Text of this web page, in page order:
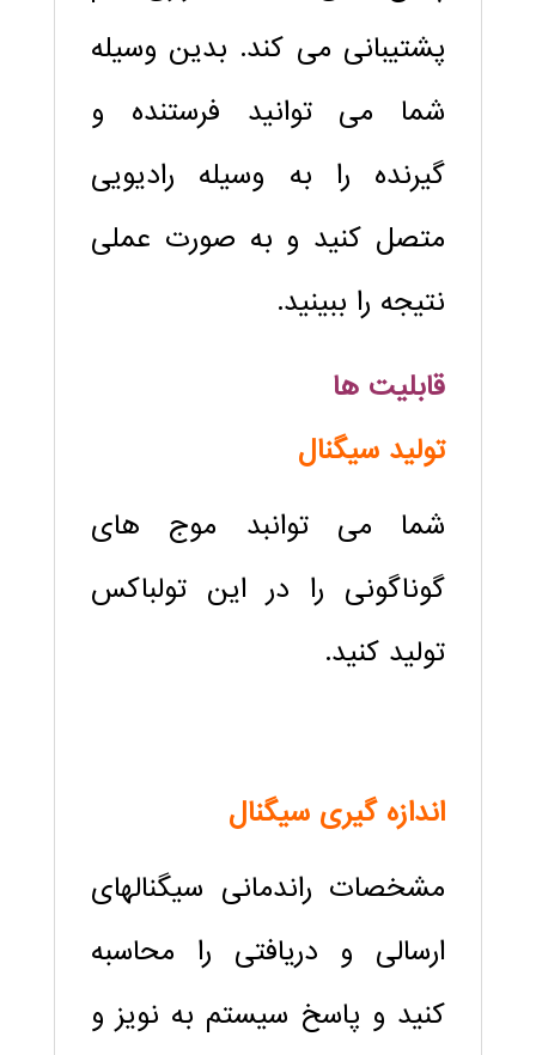
پشتیبانی می کند. بدین وسیله
شما می توانید فرستنده و
گیرنده را به وسیله رادیویی
متصل کنید و به صورت عملی
نتیجه را ببینید.
قابلیت ها
تولید سیگنال
شما می توانبد موج های
گوناگونی را در این تولباکس
تولید کنید.
اندازه گیری سیگنال
مشخصات راندمانی سیگنالهای
ارسالی و دریافتی را محاسبه
کنید و پاسخ سیستم به نویز و